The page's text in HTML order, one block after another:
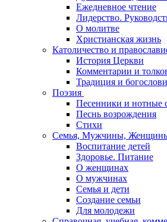
Ежедневное чтение
Лидерство.
О молитве
Христианская жизнь
Католичество и
История Церкви
Комментарии и
Традиция и
Поэзия
Песенники и нотные
Песнь возрождения
Стихи
Семья, Мужчины,
Воспитание детей
Здоровье. Питание
О женщинах
О мужчинах
Семья и дети
Создание семьи
Для молодежи